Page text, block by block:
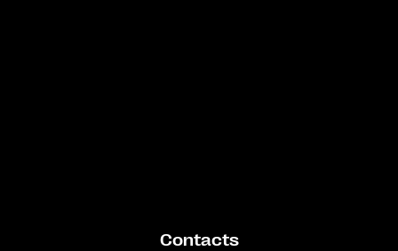
Contacts